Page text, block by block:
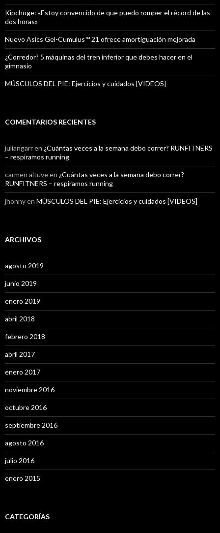
Kipchoge: «Estoy convencido de que puedo romper el récord de las
dos horas»
Nuevo Asics Gel-Cumulus™ 21 ofrece amortiguación mejorada
¿Corredor? 5 máquinas del tren inferior que debes hacer en el
gimnasio
MÚSCULOS DEL PIE: Ejercicios y cuidados [VIDEOS]
COMENTARIOS RECIENTES
juliangarren ¿Cuántas veces a la semana debo correr? RUNFITNERS
– respiramos running
carmen altuveen ¿Cuántas veces a la semana debo correr?
RUNFITNERS – respiramos running
jhonnyen MÚSCULOS DEL PIE: Ejercicios y cuidados [VIDEOS]
ARCHIVOS
agosto 2019
junio 2019
enero 2019
abril 2018
febrero 2018
abril 2017
enero 2017
noviembre 2016
octubre 2016
septiembre 2016
agosto 2016
julio 2016
enero 2015
CATEGORÍAS